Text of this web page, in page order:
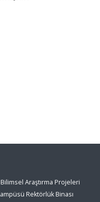
Araştırma Projeleri
Rektörlük Binası